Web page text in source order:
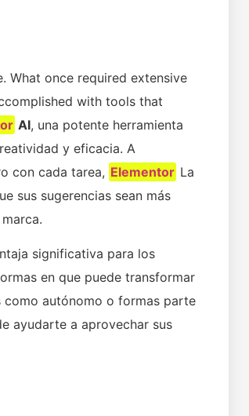
What once required extensive
with tools that
AI, una potente herramienta
y eficacia. A
con cada tarea, Elementor La
sus sugerencias sean más
significativa para los
en que puede transformar
autónomo o formas parte
ayudarte a aprovechar sus